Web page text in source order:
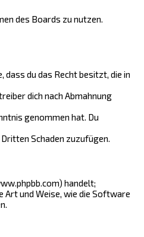
des Boards zu nutzen.
du das Recht besitzt, die in
dich nach Abmahnung
genommen hat. Du
Schaden zuzufügen.
handelt;
Art und Weise, wie die Software